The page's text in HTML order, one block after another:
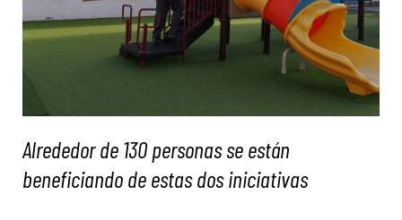
Alrededor de 130 personas se están
beneficiando de estas dos iniciativas